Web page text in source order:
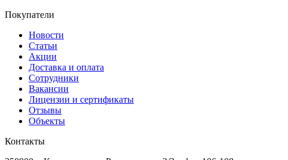
Покупатели
Новости
Статьи
Акции
Доставка и оплата
Сотрудники
Вакансии
Лицензии и сертификаты
Отзывы
Объекты
Контакты